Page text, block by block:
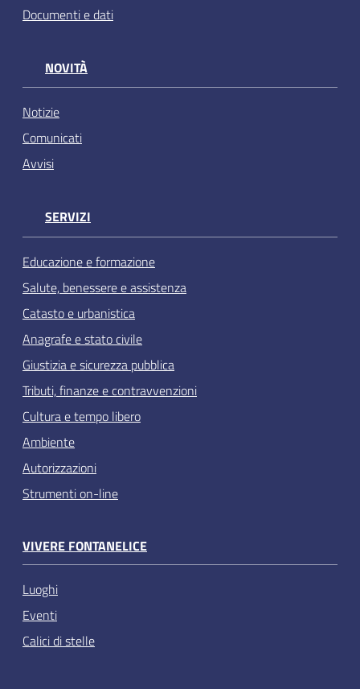
Documenti e dati
NOVITÀ
Notizie
Comunicati
Avvisi
SERVIZI
Educazione e formazione
Salute, benessere e assistenza
Catasto e urbanistica
Anagrafe e stato civile
Giustizia e sicurezza pubblica
Tributi, finanze e contravvenzioni
Cultura e tempo libero
Ambiente
Autorizzazioni
Strumenti on-line
VIVERE FONTANELICE
Luoghi
Eventi
Calici di stelle